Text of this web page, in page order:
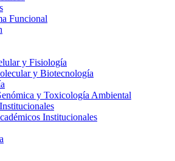
Funcional
y Fisiología
y Biotecnología
y Toxicología Ambiental
Institucionales